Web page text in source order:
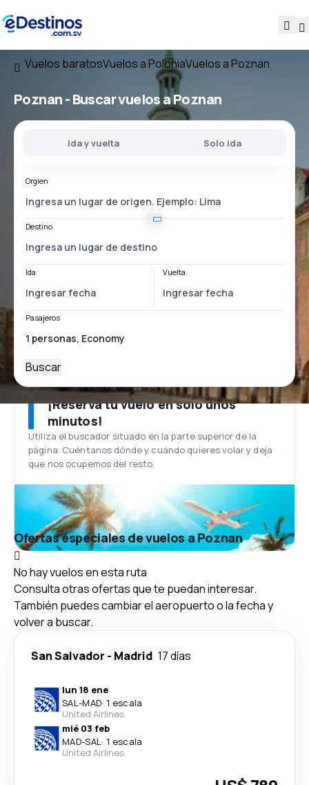
Vuelos baratosVuelos a PoloniaVuelos a Poznan
Poznan - Buscar vuelos a Poznan
Ida y vuelta Solo ida
Orgien
Destino
Ida Vuelta
Pasajeros
Buscar
¡Reserva tu vuelo en solo unos
minutos!
Utiliza el buscador situado en la parte superior de la
página. Cuéntanos dónde y cuándo quieres volar y deja
que nos ocupemos del resto.
Ofertas especiales de vuelos a Poznan
No hay vuelos en esta ruta
Consulta otras ofertas que te puedan interesar.
También puedes cambiar el aeropuerto o la fecha y
volver a buscar.
San Salvador - Madrid 17 días
lun 18 ene
SAL-MAD· 1 escala
United Airlines
mié 03 feb
MAD-SAL· 1 escala
United Airlines